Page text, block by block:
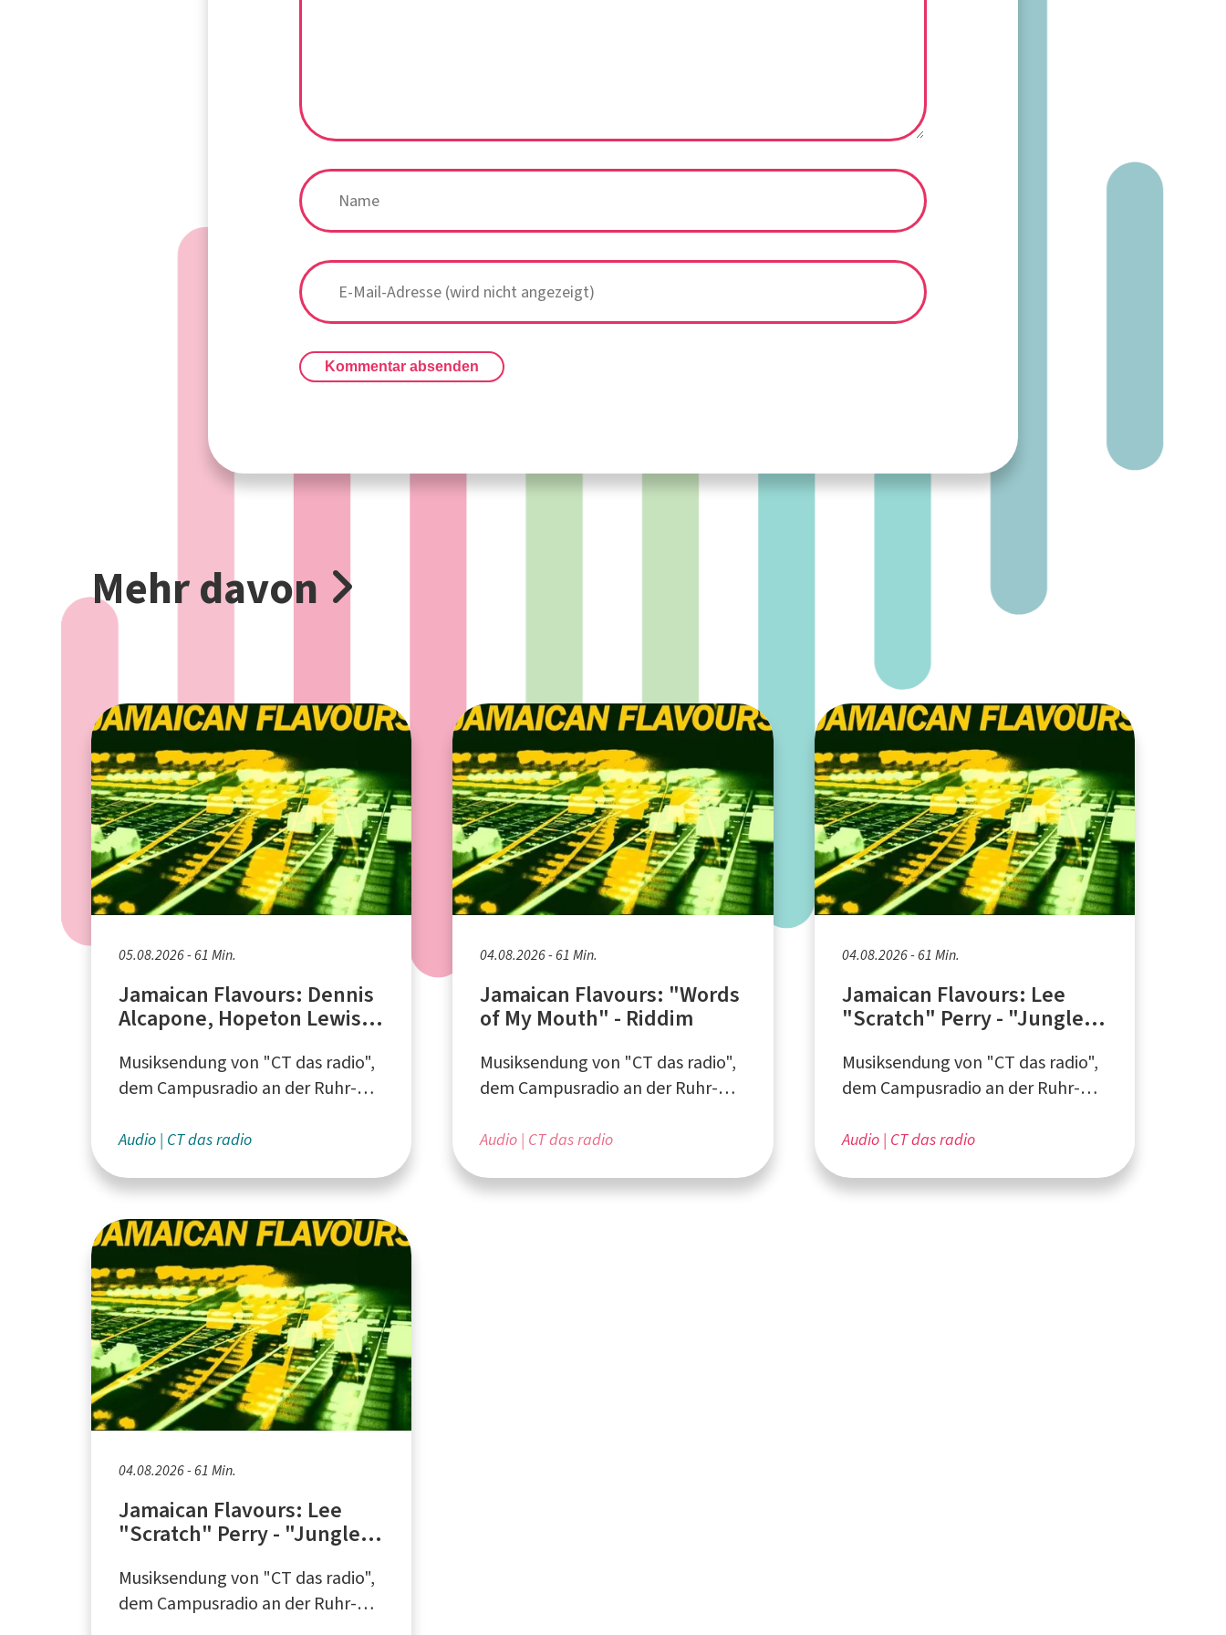
Kommentar absenden
Mehr davon
05.08.2026 - 61 Min.
Jamaican Flavours: Dennis
Alcapone, Hopeton Lewis,
Musiksendung von "CT das radio",
dem Campusradio an der Ruhr-
Audio CT das radio
04.08.2026 - 61 Min.
Jamaican Flavours: "Words
of My Mouth" - Riddim
Musiksendung von "CT das radio",
dem Campusradio an der Ruhr-
Audio CT das radio
04.08.2026 - 61 Min.
Jamaican Flavours: Lee
"Scratch" Perry - "Jungle
Musiksendung von "CT das radio",
dem Campusradio an der Ruhr-
Audio CT das radio
04.08.2026 - 61 Min.
Jamaican Flavours: Lee
"Scratch" Perry - "Jungle
Musiksendung von "CT das radio",
dem Campusradio an der Ruhr-